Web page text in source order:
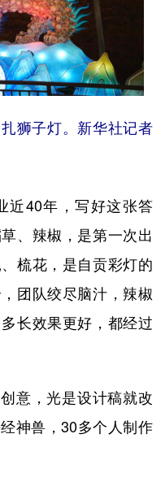
狮子灯。新华社记者
40年，写好这张答
、辣椒，是第一次出
梳花，是自贡彩灯的
团队绞尽脑汁，辣椒
长效果更好，都经过
意，光是设计稿就改
神兽，30多个人制作